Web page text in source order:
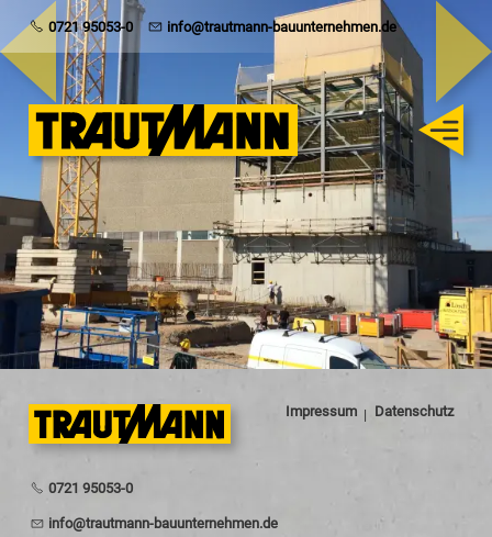
0721 95053-0 info@trautmann-bauunternehmen.de
Trautmann
Rohbau
Schlüsselfertig
Sanierung
Karriere
0721 95053-0
nf tr tm nn-b nt rn hm n d
Impressum Datenschutz